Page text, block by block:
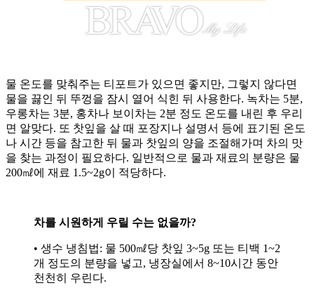
물 온도를 맞춰주는 티포트가 있으면 좋지만, 그렇지 않다면
물을 끓인 뒤 뚜껑을 잠시 열어 식힌 뒤 사용한다. 녹차는 5분,
우롱차는 3분, 홍차나 보이차는 2분 정도 온도를 내린 후 우리
면 알맞다. 또 찻잎을 살 때 포장지나 설명서 등에 표기된 온도
나 시간 등을 참고한 뒤 물과 찻잎의 양을 조절해가며 차의 맛
을 찾는 과정이 필요하다. 일반적으로 물과 재료의 분량은 물
200㎖에 재료 1.5~2g이 적당하다.
차를 시원하게 우릴 수는 없을까?
• 생수 냉침법: 물 500㎖당 찻잎 3~5g 또는 티백 1~2
개 정도의 분량을 넣고, 냉장실에서 8~10시간 동안
천천히 우린다.